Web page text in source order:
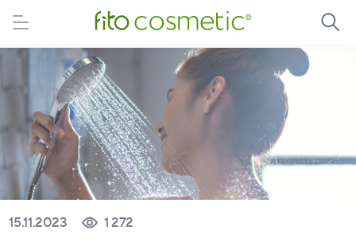
15.11.2023 1 272